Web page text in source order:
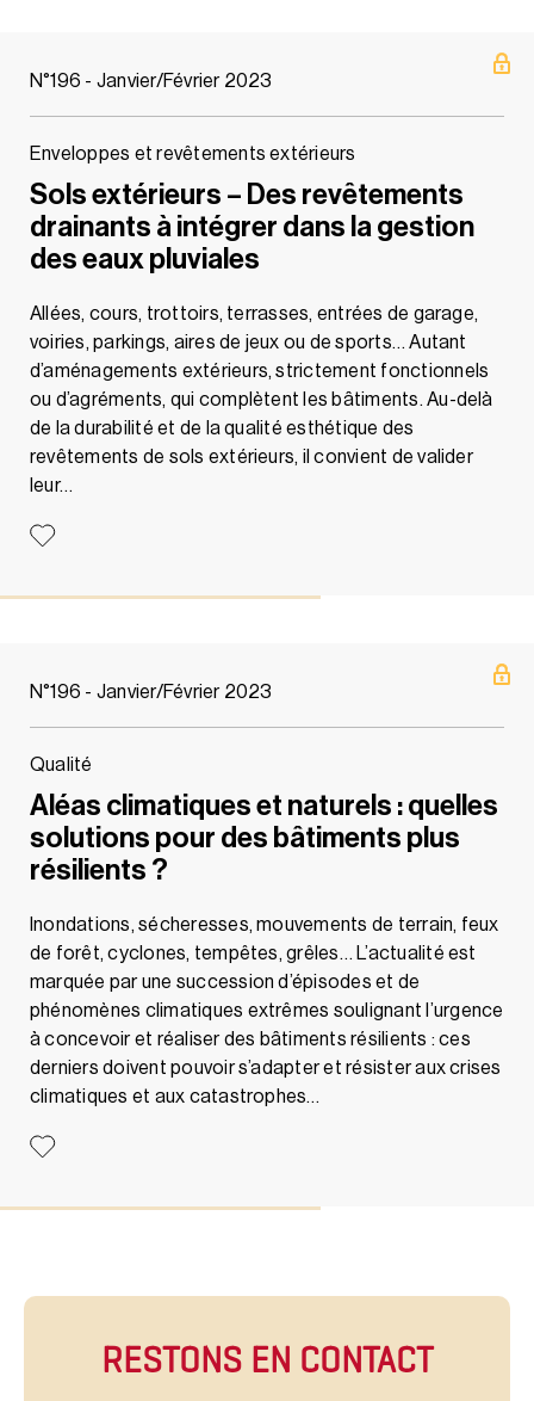
N°196 - Janvier/Février 2023
Enveloppes et revêtements extérieurs
Sols extérieurs – Des revêtements
drainants à intégrer dans la gestion
des eaux pluviales
Allées, cours, trottoirs, terrasses, entrées de garage,
voiries, parkings, aires de jeux ou de sports… Autant
d’aménagements extérieurs, strictement fonctionnels
ou d’agréments, qui complètent les bâtiments. Au-delà
de la durabilité et de la qualité esthétique des
revêtements de sols extérieurs, il convient de valider
leur…
N°196 - Janvier/Février 2023
Qualité
Aléas climatiques et naturels : quelles
solutions pour des bâtiments plus
résilients ?
Inondations, sécheresses, mouvements de terrain, feux
de forêt, cyclones, tempêtes, grêles… L’actualité est
marquée par une succession d’épisodes et de
phénomènes climatiques extrêmes soulignant l’urgence
à concevoir et réaliser des bâtiments résilients : ces
derniers doivent pouvoir s’adapter et résister aux crises
climatiques et aux catastrophes…
RESTONS EN CONTACT